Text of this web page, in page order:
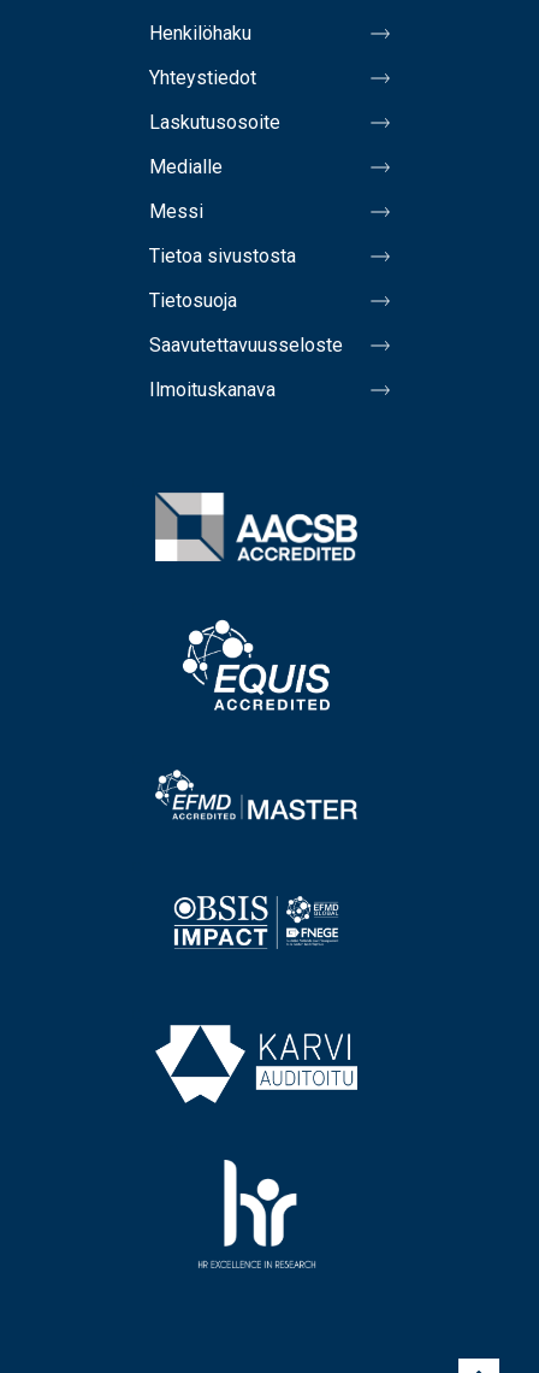
Henkilöhaku
Yhteystiedot
Laskutusosoite
Medialle
Messi
Tietoa sivustosta
Tietosuoja
Saavutettavuusseloste
Ilmoituskanava
Image
Image
Image
Image
Image
Image